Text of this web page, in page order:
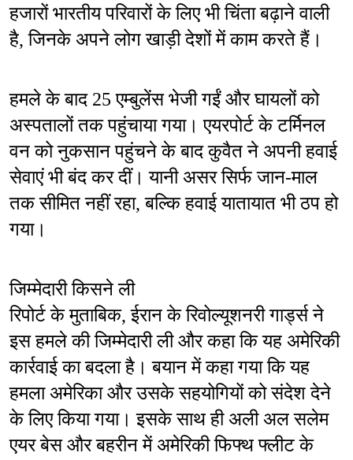
हजारों भारतीय परिवारों के लिए भी चिंता बढ़ाने वाली
है, जिनके अपने लोग खाड़ी देशों में काम करते हैं।
हमले के बाद 25 एम्बुलेंस भेजी गईं और घायलों को
अस्पतालों तक पहुंचाया गया। एयरपोर्ट के टर्मिनल
वन को नुकसान पहुंचने के बाद कुवैत ने अपनी हवाई
सेवाएं भी बंद कर दीं। यानी असर सिर्फ जान-माल
तक सीमित नहीं रहा, बल्कि हवाई यातायात भी ठप हो
गया।
जिम्मेदारी किसने ली
रिपोर्ट के मुताबिक, ईरान के रिवोल्यूशनरी गार्ड्स ने
इस हमले की जिम्मेदारी ली और कहा कि यह अमेरिकी
कार्रवाई का बदला है। बयान में कहा गया कि यह
हमला अमेरिका और उसके सहयोगियों को संदेश देने
के लिए किया गया। इसके साथ ही अली अल सलेम
एयर बेस और बहरीन में अमेरिकी फिफ्थ फ्लीट के